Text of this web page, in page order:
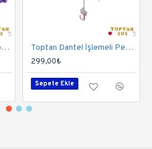
Toptan Dantel İşlemeli Mor Şemsiye Toptan Dantel İşlemeli Pembe Şemsiye
299,00₺
Sepete Ekle